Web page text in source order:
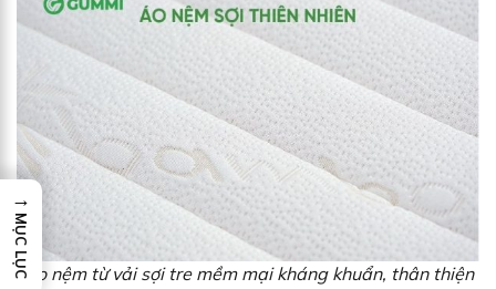
Áo nệm từ vải sợi tre mềm mại kháng khuẩn, thân thiện
→
MỤC LỤC